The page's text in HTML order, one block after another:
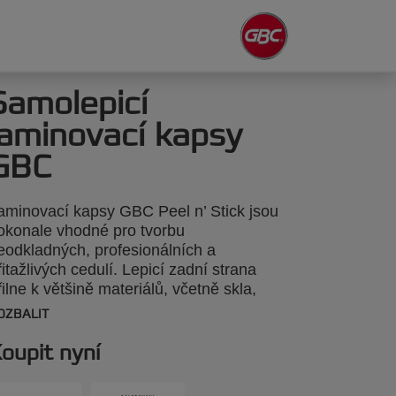
kapsy
kapsy GBC Peel n’ Stick jsou
vhodné pro tvorbu
profesionálních a
cedulí. Lepicí zadní strana
k většině materiálů, včetně skla,
a lepenky. Stačí jednoduše odtrhnout
2 × 125 mikronů, lesklé
Formát A4. Balení: 100 kusů.
nyní